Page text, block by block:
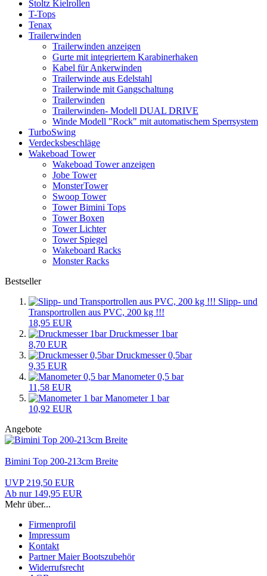
Stoltz Kielrollen
T-Tops
Tenax
Trailerwinden
Trailerwinden anzeigen
Gurte mit integriertem Karabinerhaken
Kabel für Ankerwinden
Trailerwinde aus Edelstahl
Trailerwinde mit Gangschaltung
Trailerwinden
Trailerwinden- Modell DUAL DRIVE
Winde Modell "Rock" mit automatischem Sperrsystem
TurboSwing
Verdecksbeschläge
Wakeboad Tower
Wakeboad Tower anzeigen
Jobe Tower
MonsterTower
Swoop Tower
Tower Bimini Tops
Tower Boxen
Tower Lichter
Tower Spiegel
Wakeboard Racks
Monster Racks
Bestseller
Slipp- und
Transportrollen aus PVC, 200 kg !!!
18,95 EUR
Druckmesser 1bar
8,70 EUR
Druckmesser 0,5bar
9,35 EUR
Manometer 0,5 bar
11,58 EUR
Manometer 1 bar
10,92 EUR
Angebote
Bimini Top 200-213cm Breite
UVP 219,50 EUR
Ab nur 149,95 EUR
Mehr über...
Firmenprofil
Impressum
Kontakt
Partner Maier Bootszubehör
Widerrufsrecht